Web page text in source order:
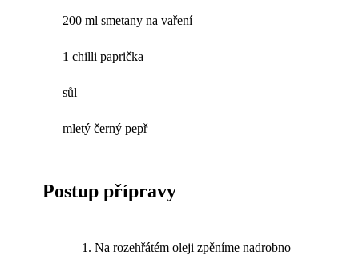
200 ml smetany na vaření
1 chilli paprička
sůl
mletý černý pepř
Postup přípravy
Na rozehřátém oleji zpěníme nadrobno